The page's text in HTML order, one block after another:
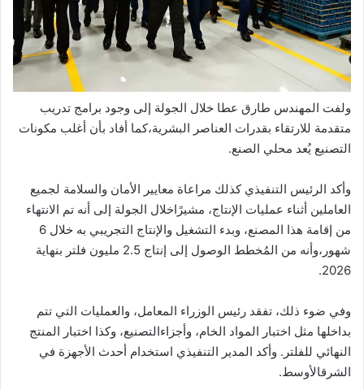
ولفت المهندس طارق عطا خلال الجولة إلى وجود برامج تدريب
متقدمة للارتقاء بقدرات العناصر البشرية،كما أفاد بأن أغلب مكونات
التصنيع يُعد محلي الصنع.
وأكد الرئيس التنفيذي كذلك مراعاة معايير الأمان والسلامة لجميع
العاملين أثناء عمليات الإنتاج، مشيرًاخلال الجولة إلى أنه تم الانتهاء
من إقامة هذا المصنع، وبدء التشغيل والإنتاج التجريبي به خلال
شهور،وأنه من المُخطط الوصول إلى إنتاج مليون فلتر بنهاية
2026.
وفي ضوء ذلك، تفقد رئيس الوزراء المعامل، والعمليات التي تتم
بداخلها مثل اختبار المواد الخام، وأجزاءالتصنيع، وكذا اختبار المنتج
النهائي للفلتر . وأكد المدير التنفيذي استخدام أحدث الأجهزة في
الشرقالأوسط.